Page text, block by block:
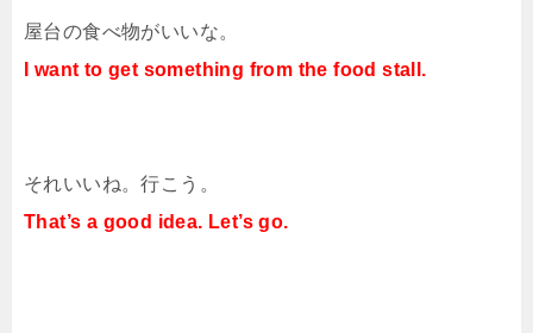
屋台の食べ物がいいな。
I want to get something from the food stall.
それいいね。行こう。
That’s a good idea. Let’s go.